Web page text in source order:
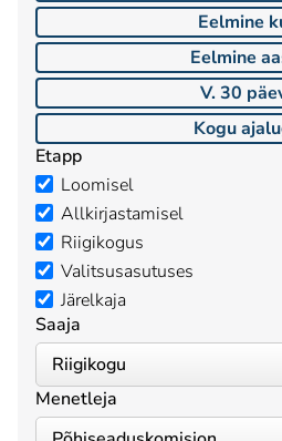
Eelmine
Eelmine
V. 30
Kogu
Etapp
Loomisel
Allkirjastamisel
Riigikogus
Valitsusasutuses
Järelkaja
Saaja
Menetleja